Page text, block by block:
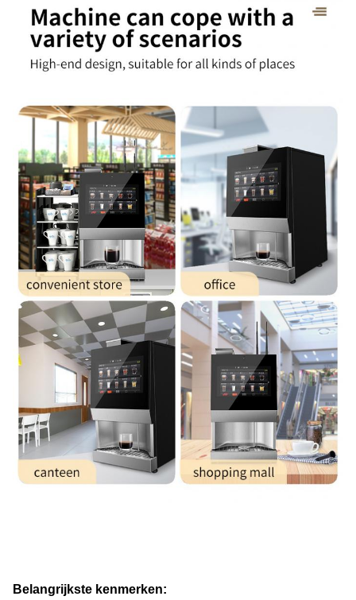
Belangrijkste kenmerken: